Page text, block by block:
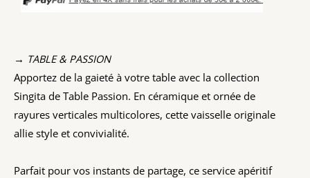
→ TABLE & PASSION
Apportez de la gaieté à votre table avec la collection
Singita de Table Passion. En céramique et ornée de
rayures verticales multicolores, cette vaisselle originale
allie style et convivialité.
Parfait pour vos instants de partage, ce service apéritif